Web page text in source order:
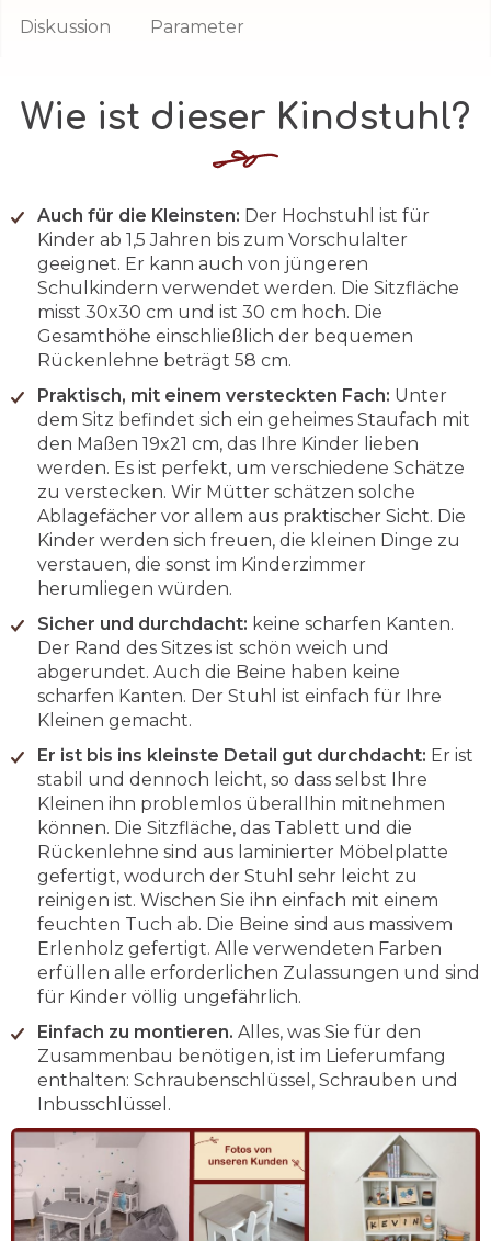
Diskussion Parameter
Wie ist dieser Kindstuhl?
Auch für die Kleinsten: Der Hochstuhl ist für
Kinder ab 1,5 Jahren bis zum Vorschulalter
geeignet. Er kann auch von jüngeren
Schulkindern verwendet werden. Die Sitzfläche
misst 30x30 cm und ist 30 cm hoch. Die
Gesamthöhe einschließlich der bequemen
Rückenlehne beträgt 58 cm.
Praktisch, mit einem versteckten Fach: Unter
dem Sitz befindet sich ein geheimes Staufach mit
den Maßen 19x21 cm, das Ihre Kinder lieben
werden. Es ist perfekt, um verschiedene Schätze
zu verstecken. Wir Mütter schätzen solche
Ablagefächer vor allem aus praktischer Sicht. Die
Kinder werden sich freuen, die kleinen Dinge zu
verstauen, die sonst im Kinderzimmer
herumliegen würden.
Sicher und durchdacht: keine scharfen Kanten.
Der Rand des Sitzes ist schön weich und
abgerundet. Auch die Beine haben keine
scharfen Kanten. Der Stuhl ist einfach für Ihre
Kleinen gemacht.
Er ist bis ins kleinste Detail gut durchdacht: Er ist
stabil und dennoch leicht, so dass selbst Ihre
Kleinen ihn problemlos überallhin mitnehmen
können. Die Sitzfläche, das Tablett und die
Rückenlehne sind aus laminierter Möbelplatte
gefertigt, wodurch der Stuhl sehr leicht zu
reinigen ist. Wischen Sie ihn einfach mit einem
feuchten Tuch ab. Die Beine sind aus massivem
Erlenholz gefertigt. Alle verwendeten Farben
erfüllen alle erforderlichen Zulassungen und sind
für Kinder völlig ungefährlich.
Einfach zu montieren. Alles, was Sie für den
Zusammenbau benötigen, ist im Lieferumfang
enthalten: Schraubenschlüssel, Schrauben und
Inbusschlüssel.